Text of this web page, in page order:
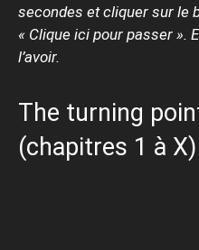
secondes et cliquer sur le
« Clique ici pour passer ».
l’avoir.
The turning
(chapitres 1 à X)